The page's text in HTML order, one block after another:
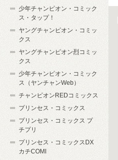
少年チャンピオン・コミック
ス・タップ！
ヤングチャンピオン・コミッ
クス
ヤングチャンピオン烈コミッ
クス
少年チャンピオン・コミック
ス（ヤンチャンWeb）
チャンピオンREDコミックス
プリンセス・コミックス
プリンセス・コミックス プ
チプリ
プリンセス・コミックスDX
カチCOMI